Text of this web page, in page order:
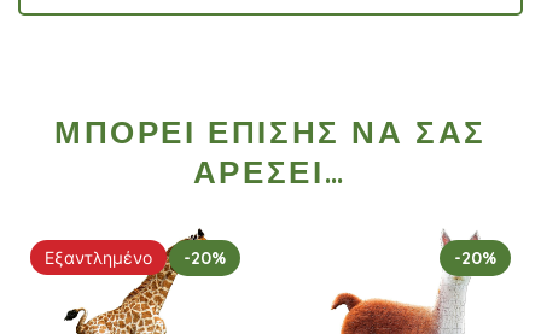
ΜΠΟΡΕΊ ΕΠΊΣΗΣ ΝΑ ΣΑΣ
ΑΡΈΣΕΙ…
Εξαντλημένο -20% -20%